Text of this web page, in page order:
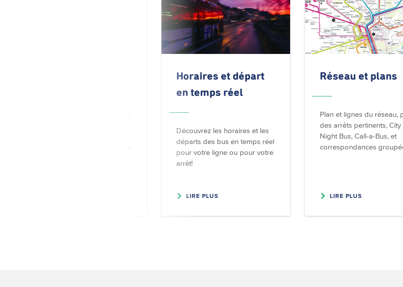
Réseau et plans
Plan et lignes du réseau,
des arrêts pertinents, City
Night Bus, Call-a-Bus, et
correspondances
LIRE PLUS
Horaires et départ
en temps réel
Découvrez les horaires et les
départs des bus en temps réel
pour votre ligne ou pour votre
arrêt!
LIRE PLUS